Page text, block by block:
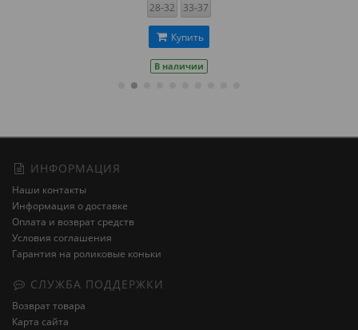
28-32
33-37
Купить
В наличии
ИНФОРМАЦИЯ
Наши контакты
Информация о доставке
Оплата и возврат средств
Условия соглашения
Гарантия на роликовые коньки
СЛУЖБА ПОДДЕРЖКИ
Возврат товара
Карта сайта